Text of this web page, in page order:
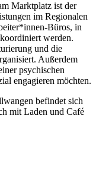
Marktplatz ist der
im Regionalen
Büros, in
werden.
und die
Außerdem
psychischen
engagieren möchten.
befindet sich
mit Laden und Café